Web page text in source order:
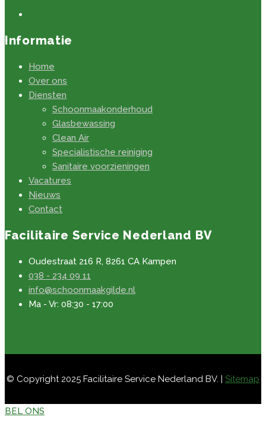
Informatie
Home
Over ons
Diensten
Schoonmaakonderhoud
Glasbewassing
Clean Air
Specialistische reiniging
Sanitaire voorzieningen
Vacatures
Nieuws
Contact
Facilitaire Service Nederland BV
Oudestraat 216 R, 8261 CA Kampen
038 - 234 09 11
info@schoonmaakgilde.nl
Ma - Vr: 08:30 - 17:00
© Copyright 2025 Facilitaire Service Nederland BV. | Sitemap
BEL ONS